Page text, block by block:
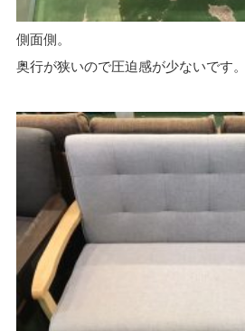
側面側。
奥行が狭いので圧迫感が少ないです。